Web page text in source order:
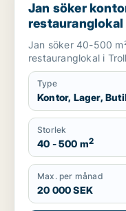
Jan söker
Trollhättan
Jan söker 40-500
restauranglokal i
Type
Kontor, Lager,
Storlek
40 - 500 m2
Max. per månad
20 000 SEK